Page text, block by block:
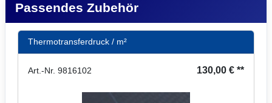
Passendes Zubehör
Thermotransferdruck / m²
Art.-Nr. 9816102 130,00 € **